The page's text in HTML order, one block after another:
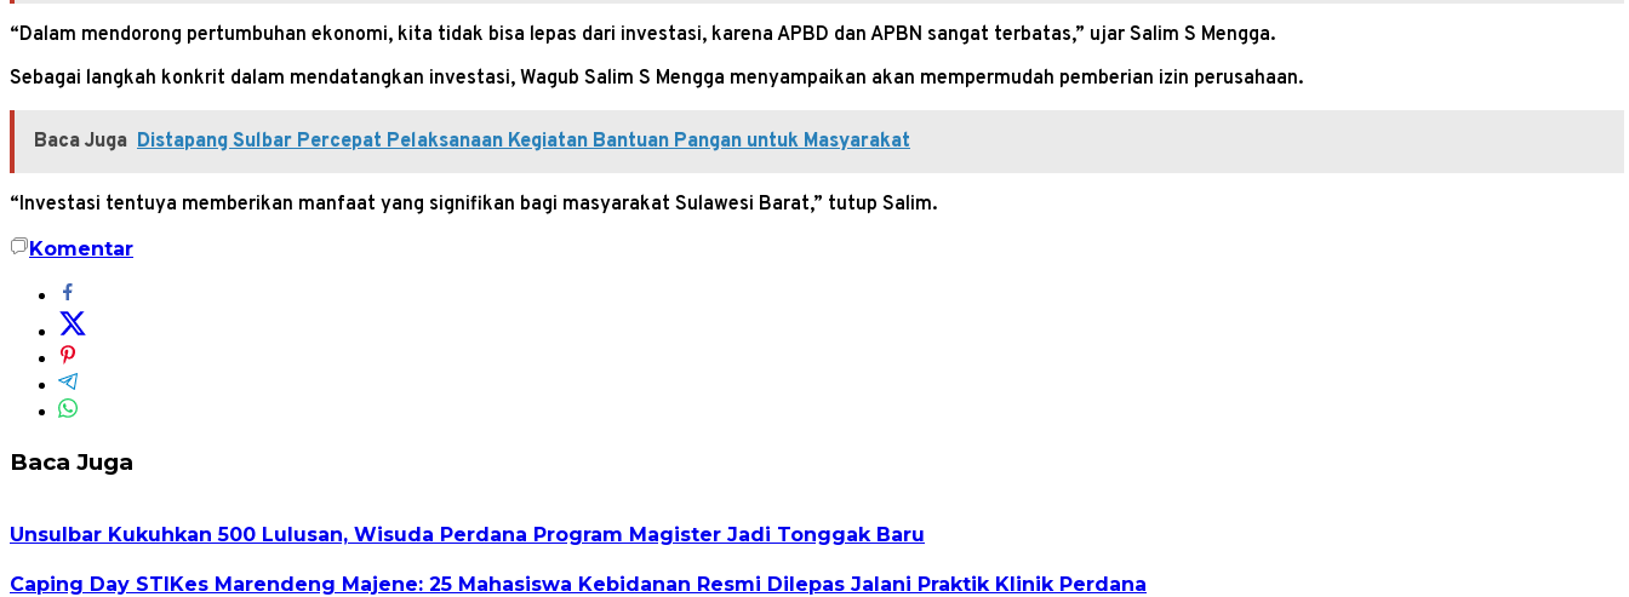
“Dalam mendorong pertumbuhan ekonomi, kita tidak bisa lepas dari investasi, karena APBD dan APBN sangat terbatas,” ujar Salim S Mengga.
Sebagai langkah konkrit dalam mendatangkan investasi, Wagub Salim S Mengga menyampaikan akan mempermudah pemberian izin perusahaan.
Baca Juga Distapang Sulbar Percepat Pelaksanaan Kegiatan Bantuan Pangan untuk Masyarakat
“Investasi tentuya memberikan manfaat yang signifikan bagi masyarakat Sulawesi Barat,” tutup Salim.
Komentar
Baca Juga
Unsulbar Kukuhkan 500 Lulusan, Wisuda Perdana Program Magister Jadi Tonggak Baru
Caping Day STIKes Marendeng Majene: 25 Mahasiswa Kebidanan Resmi Dilepas Jalani Praktik Klinik Perdana